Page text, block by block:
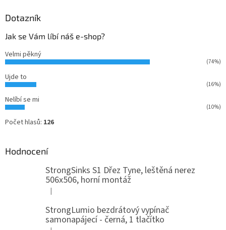
Dotazník
Jak se Vám líbí náš e-shop?
Velmi pěkný
(74%)
Ujde to
(16%)
Nelíbí se mi
(10%)
Počet hlasů: 126
Hodnocení
StrongSinks S1 Dřez Tyne, leštěná nerez
506x506, horní montáž
Hodnocení produktu je 5 z 5 hvězdiček.
|
StrongLumio bezdrátový vypínač
samonapájecí - černá, 1 tlačítko